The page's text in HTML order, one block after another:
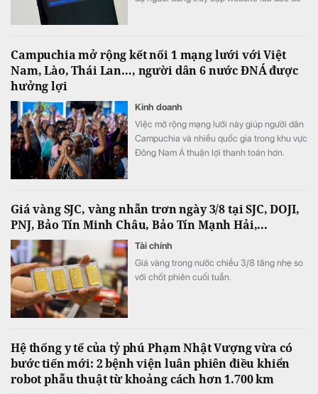
Campuchia mở rộng kết nối 1 mạng lưới với Việt
Nam, Lào, Thái Lan…, người dân 6 nước ĐNÁ được
hưởng lợi
Kinh doanh
Việc mở rộng mạng lưới này giúp người dân
Campuchia và nhiều quốc gia trong khu vực
Đông Nam Á thuận lợi thanh toán hơn.
Giá vàng SJC, vàng nhẫn trơn ngày 3/8 tại SJC, DOJI,
PNJ, Bảo Tín Minh Châu, Bảo Tín Mạnh Hải,...
Tài chính
Giá vàng trong nước chiều 3/8 tăng nhẹ so
với chốt phiên cuối tuần.
Hệ thống y tế của tỷ phú Phạm Nhật Vượng vừa có
bước tiến mới: 2 bệnh viện luân phiên điều khiển
robot phẫu thuật từ khoảng cách hơn 1.700 km